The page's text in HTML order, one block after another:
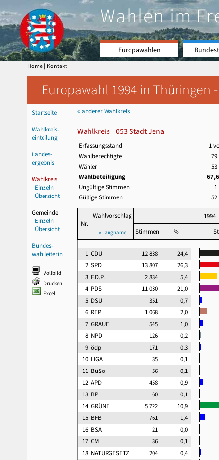
Wahlen im
Europawahlen
Home | Kontakt
Europawahl 1994 in Thüringen
Startseite
Wahlkreis-
einteilung
Landes-
ergebnis
Wahlkreis
Einzeln
Übersicht
Gemeinde
Einzeln
Übersicht
Bundes-
wahlleiterin
Vollbild
Drucken
Excel
« anderer Wahlkreis
Wahlkreis 053 Stadt Jena
Erfassungsstand
1
Wahlberechtigte
79
Wähler
53
Wahlbeteiligung
Ungültige Stimmen
1
Gültige Stimmen
52
Nr.
Wahlvorschlag
» Langname
1994
Stimmen
%
1 CDU 12 838
24,4
2 SPD 13 807
26,3
3 F.D.P. 2 834
5,4
4 PDS 11 030
21,0
5 DSU 351
0,7
6 REP 1 068
2,0
7 GRAUE 545
1,0
8 NPD 126
0,2
9 ödp 171
0,3
10 LIGA 35
0,1
11 BüSo 56
0,1
12 APD 458
0,9
13 BP 60
0,1
14 GRÜNE 5 722
10,9
15 BFB 761
1,4
16 BSA 21
0,0
17 CM 36
0,1
18 NATURGESETZ 204
0,4